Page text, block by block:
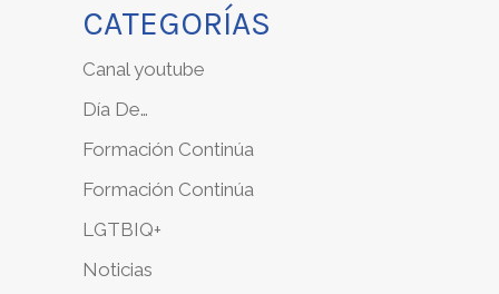
CATEGORÍAS
Canal youtube
Día De…
Formación Continúa
Formación Continúa
LGTBIQ+
Noticias